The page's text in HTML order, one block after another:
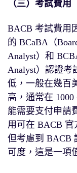
（三）考試費用
BACB 考試費用
的 BCaBA（
Analyst）和
Analyst）認證考
低，一般在幾百
高，通常在
能需要支付申請
用可在 BACB 官
但考慮到 BACB
可度，這是一項